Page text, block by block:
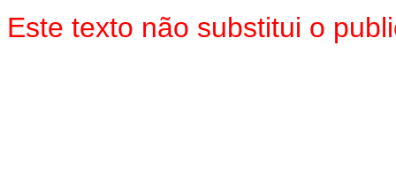
Este texto não substitui o